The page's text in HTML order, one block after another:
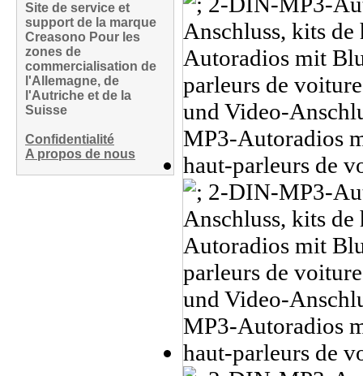
Site de service et
support de la marque
Creasono Pour les
zones de
commercialisation de
l'Allemagne, de
l'Autriche et de la
Suisse
Confidentialité
A propos de nous